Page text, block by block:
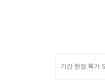
기간 한정 특가